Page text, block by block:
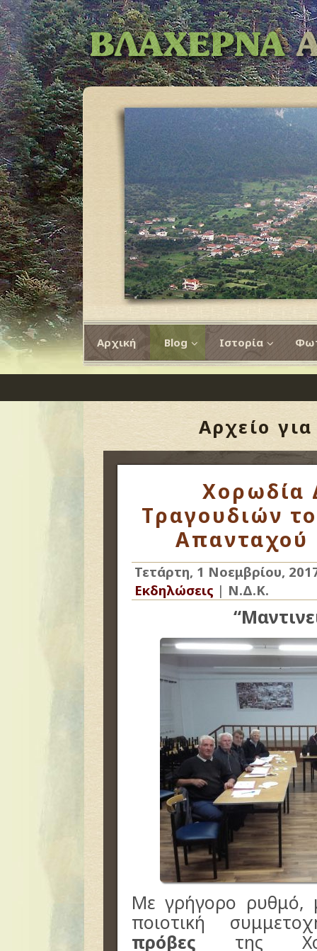
Αρχική Blog Ιστορία
Αρχείο
Χορωδία
Τραγουδιών
Απανταχού
Τετάρτη, 1 Νοεμβρίου,
Εκδηλώσεις | Ν.Δ.Κ.
Με γρήγορο ρυθμό,
ποιοτική
πρόβες της